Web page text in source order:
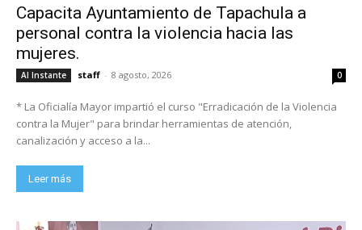
Capacita Ayuntamiento de Tapachula a
personal contra la violencia hacia las
mujeres.
Al Instante staff - 8 agosto, 2026 0
* La Oficialía Mayor impartió el curso "Erradicación de la Violencia
contra la Mujer" para brindar herramientas de atención,
canalización y acceso a la...
Leer más